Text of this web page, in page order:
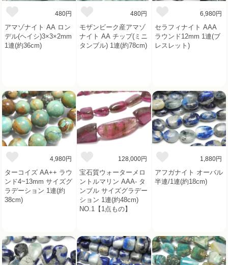
480円
アマゾナイト AA ロン
デル(ヘイシ)3×3×2mm
1連(約36cm)
480円
モザンビーク産アマゾ
ナイト AA チップ(ミニ
タンブル) 1連(約78cm)
6,980円
セラフィナイト AAA
ラウンド12mm 1連(ブ
レスレット)
4,980円
ターコイズ AA++ ラウ
ンド4~13mm サイズグ
ラデーション 1連(約
38cm)
128,000円
宝石質ウォーターメロ
ントルマリン AAA- タ
ンブル サイズグラデー
ション 1連(約48cm)
NO.1【1点もの】
1,880円
アフガナイト オーバル
半連/1連(約18cm)